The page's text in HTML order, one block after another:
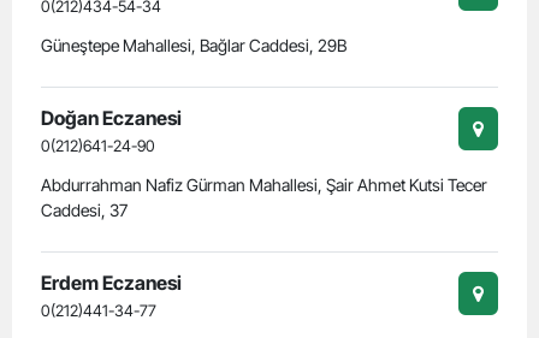
0(212)434-54-34
Güneştepe Mahallesi, Bağlar Caddesi, 29B
Doğan Eczanesi
0(212)641-24-90
Abdurrahman Nafiz Gürman Mahallesi, Şair Ahmet Kutsi Tecer
Caddesi, 37
Erdem Eczanesi
0(212)441-34-77